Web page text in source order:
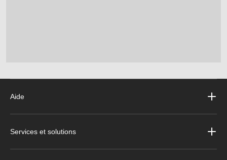
Aide
Services et solutions